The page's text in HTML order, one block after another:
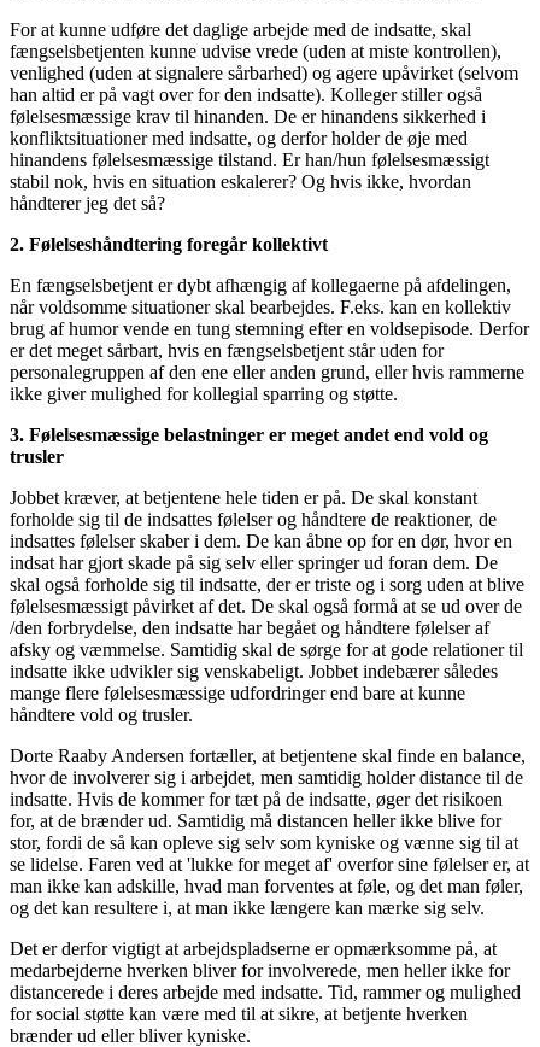
For at kunne udføre det daglige arbejde med de indsatte, skal
fængselsbetjenten kunne udvise vrede (uden at miste kontrollen),
venlighed (uden at signalere sårbarhed) og agere upåvirket (selvom
han altid er på vagt over for den indsatte). Kolleger stiller også
følelsesmæssige krav til hinanden. De er hinandens sikkerhed i
konfliktsituationer med indsatte, og derfor holder de øje med
hinandens følelsesmæssige tilstand. Er han/hun følelsesmæssigt
stabil nok, hvis en situation eskalerer? Og hvis ikke, hvordan
håndterer jeg det så?
2. Følelseshåndtering foregår kollektivt
En fængselsbetjent er dybt afhængig af kollegaerne på afdelingen,
når voldsomme situationer skal bearbejdes. F.eks. kan en kollektiv
brug af humor vende en tung stemning efter en voldsepisode. Derfor
er det meget sårbart, hvis en fængselsbetjent står uden for
personalegruppen af den ene eller anden grund, eller hvis rammerne
ikke giver mulighed for kollegial sparring og støtte.
3. Følelsesmæssige belastninger er meget andet end vold og
trusler
Jobbet kræver, at betjentene hele tiden er på. De skal konstant
forholde sig til de indsattes følelser og håndtere de reaktioner, de
indsattes følelser skaber i dem. De kan åbne op for en dør, hvor en
indsat har gjort skade på sig selv eller springer ud foran dem. De
skal også forholde sig til indsatte, der er triste og i sorg uden at blive
følelsesmæssigt påvirket af det. De skal også formå at se ud over de
/den forbrydelse, den indsatte har begået og håndtere følelser af
afsky og væmmelse. Samtidig skal de sørge for at gode relationer til
indsatte ikke udvikler sig venskabeligt. Jobbet indebærer således
mange flere følelsesmæssige udfordringer end bare at kunne
håndtere vold og trusler.
Dorte Raaby Andersen fortæller, at betjentene skal finde en balance,
hvor de involverer sig i arbejdet, men samtidig holder distance til de
indsatte. Hvis de kommer for tæt på de indsatte, øger det risikoen
for, at de brænder ud. Samtidig må distancen heller ikke blive for
stor, fordi de så kan opleve sig selv som kyniske og vænne sig til at
se lidelse. Faren ved at 'lukke for meget af' overfor sine følelser er, at
man ikke kan adskille, hvad man forventes at føle, og det man føler,
og det kan resultere i, at man ikke længere kan mærke sig selv.
Det er derfor vigtigt at arbejdspladserne er opmærksomme på, at
medarbejderne hverken bliver for involverede, men heller ikke for
distancerede i deres arbejde med indsatte. Tid, rammer og mulighed
for social støtte kan være med til at sikre, at betjente hverken
brænder ud eller bliver kyniske.